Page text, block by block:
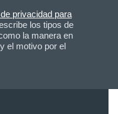
privacidad para
los tipos de
la manera en
el motivo por el